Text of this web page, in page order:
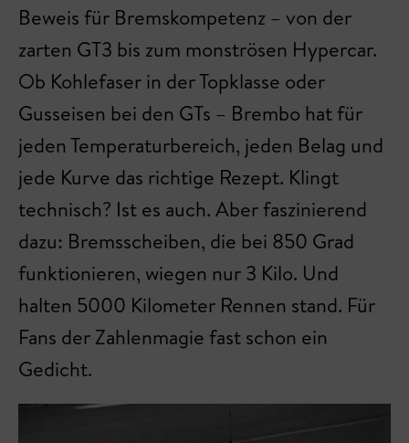
Beweis für Bremskompetenz – von der
zarten GT3 bis zum monströsen Hypercar.
Ob Kohlefaser in der Topklasse oder
Gusseisen bei den GTs – Brembo hat für
jeden Temperaturbereich, jeden Belag und
jede Kurve das richtige Rezept. Klingt
technisch? Ist es auch. Aber faszinierend
dazu: Bremsscheiben, die bei 850 Grad
funktionieren, wiegen nur 3 Kilo. Und
halten 5000 Kilometer Rennen stand. Für
Fans der Zahlenmagie fast schon ein
Gedicht.